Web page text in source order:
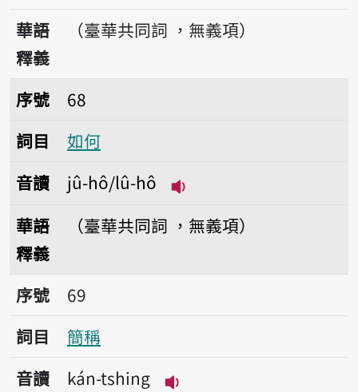
播放音讀ī-bu̍t
華語
釋義
（臺華共同詞 ，無義項）
序號68如何
序號
68
詞目
如何
音讀
jû-hô/lû-hô
華語
釋義
（臺華共同詞 ，無義項）
序號69簡稱
序號
69
詞目
簡稱
音讀
kán-tshing